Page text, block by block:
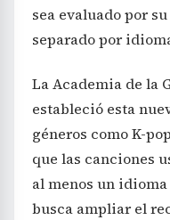
sea evaluado por
separado por
La Academia de la
estableció esta
géneros como K-
que las canciones
al menos un
busca ampliar el